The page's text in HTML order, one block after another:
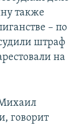
также
– по
штраф
на
говорит